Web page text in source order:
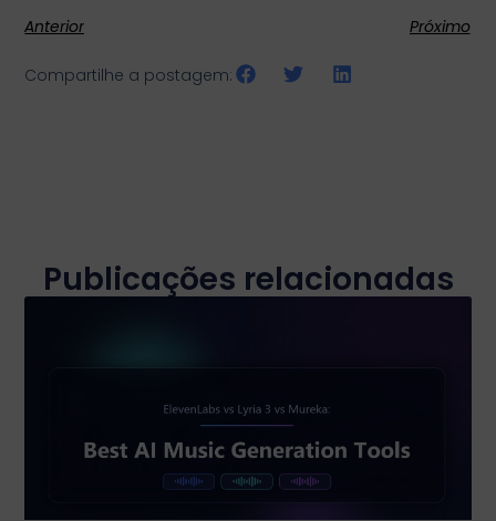
Anterior Próximo
Compartilhe a postagem:
Publicações relacionadas